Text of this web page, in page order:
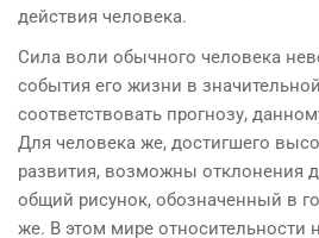
действия человека.
Сила воли обычного человека
события его жизни в
соответство­вать прогнозу,
Для человека же, достигшего
развития, возможны отклоне­ния
общий рисунок, обозначенный в
же. В этом мире относительности